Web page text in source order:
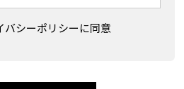
法）
種フォームを通して入力情報を送信
・利用する目的）
バシーポリシーに同意